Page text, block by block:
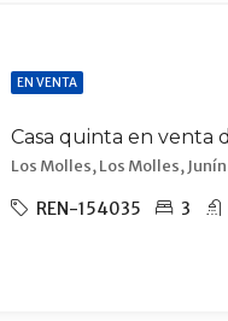
EN VENTA
Los Molles, Los Molles, Junín
REN-154035 3